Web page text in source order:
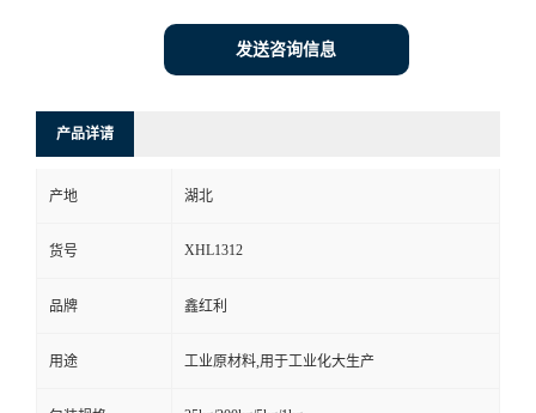
发送咨询信息
产品详请
产地 湖北
货号 XHL1312
品牌 鑫红利
用途 工业原材料,用于工业化大生产